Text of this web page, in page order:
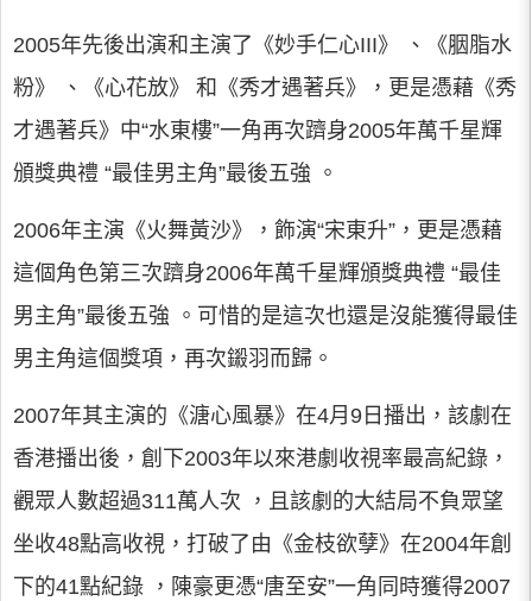
2005年先後出演和主演了《妙手仁心III》 、《胭脂水
粉》 、《心花放》 和《秀才遇著兵》，更是憑藉《秀
才遇著兵》中“水東樓”一角再次躋身2005年萬千星輝
頒獎典禮 “最佳男主角”最後五強 。
2006年主演《火舞黃沙》，飾演“宋東升”，更是憑藉
這個角色第三次躋身2006年萬千星輝頒獎典禮 “最佳
男主角”最後五強 。可惜的是這次也還是沒能獲得最佳
男主角這個獎項，再次鎩羽而歸。
2007年其主演的《溏心風暴》在4月9日播出，該劇在
香港播出後，創下2003年以來港劇收視率最高紀錄，
觀眾人數超過311萬人次 ，且該劇的大結局不負眾望
坐收48點高收視，打破了由《金枝欲孽》在2004年創
下的41點紀錄 ，陳豪更憑“唐至安”一角同時獲得2007